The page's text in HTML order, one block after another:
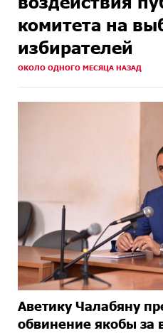
комитета на
избирателей
ОКОЛО ОДНОГО МЕСЯЦА НАЗАД
Аветику Чалабяну
обвинение якобы за